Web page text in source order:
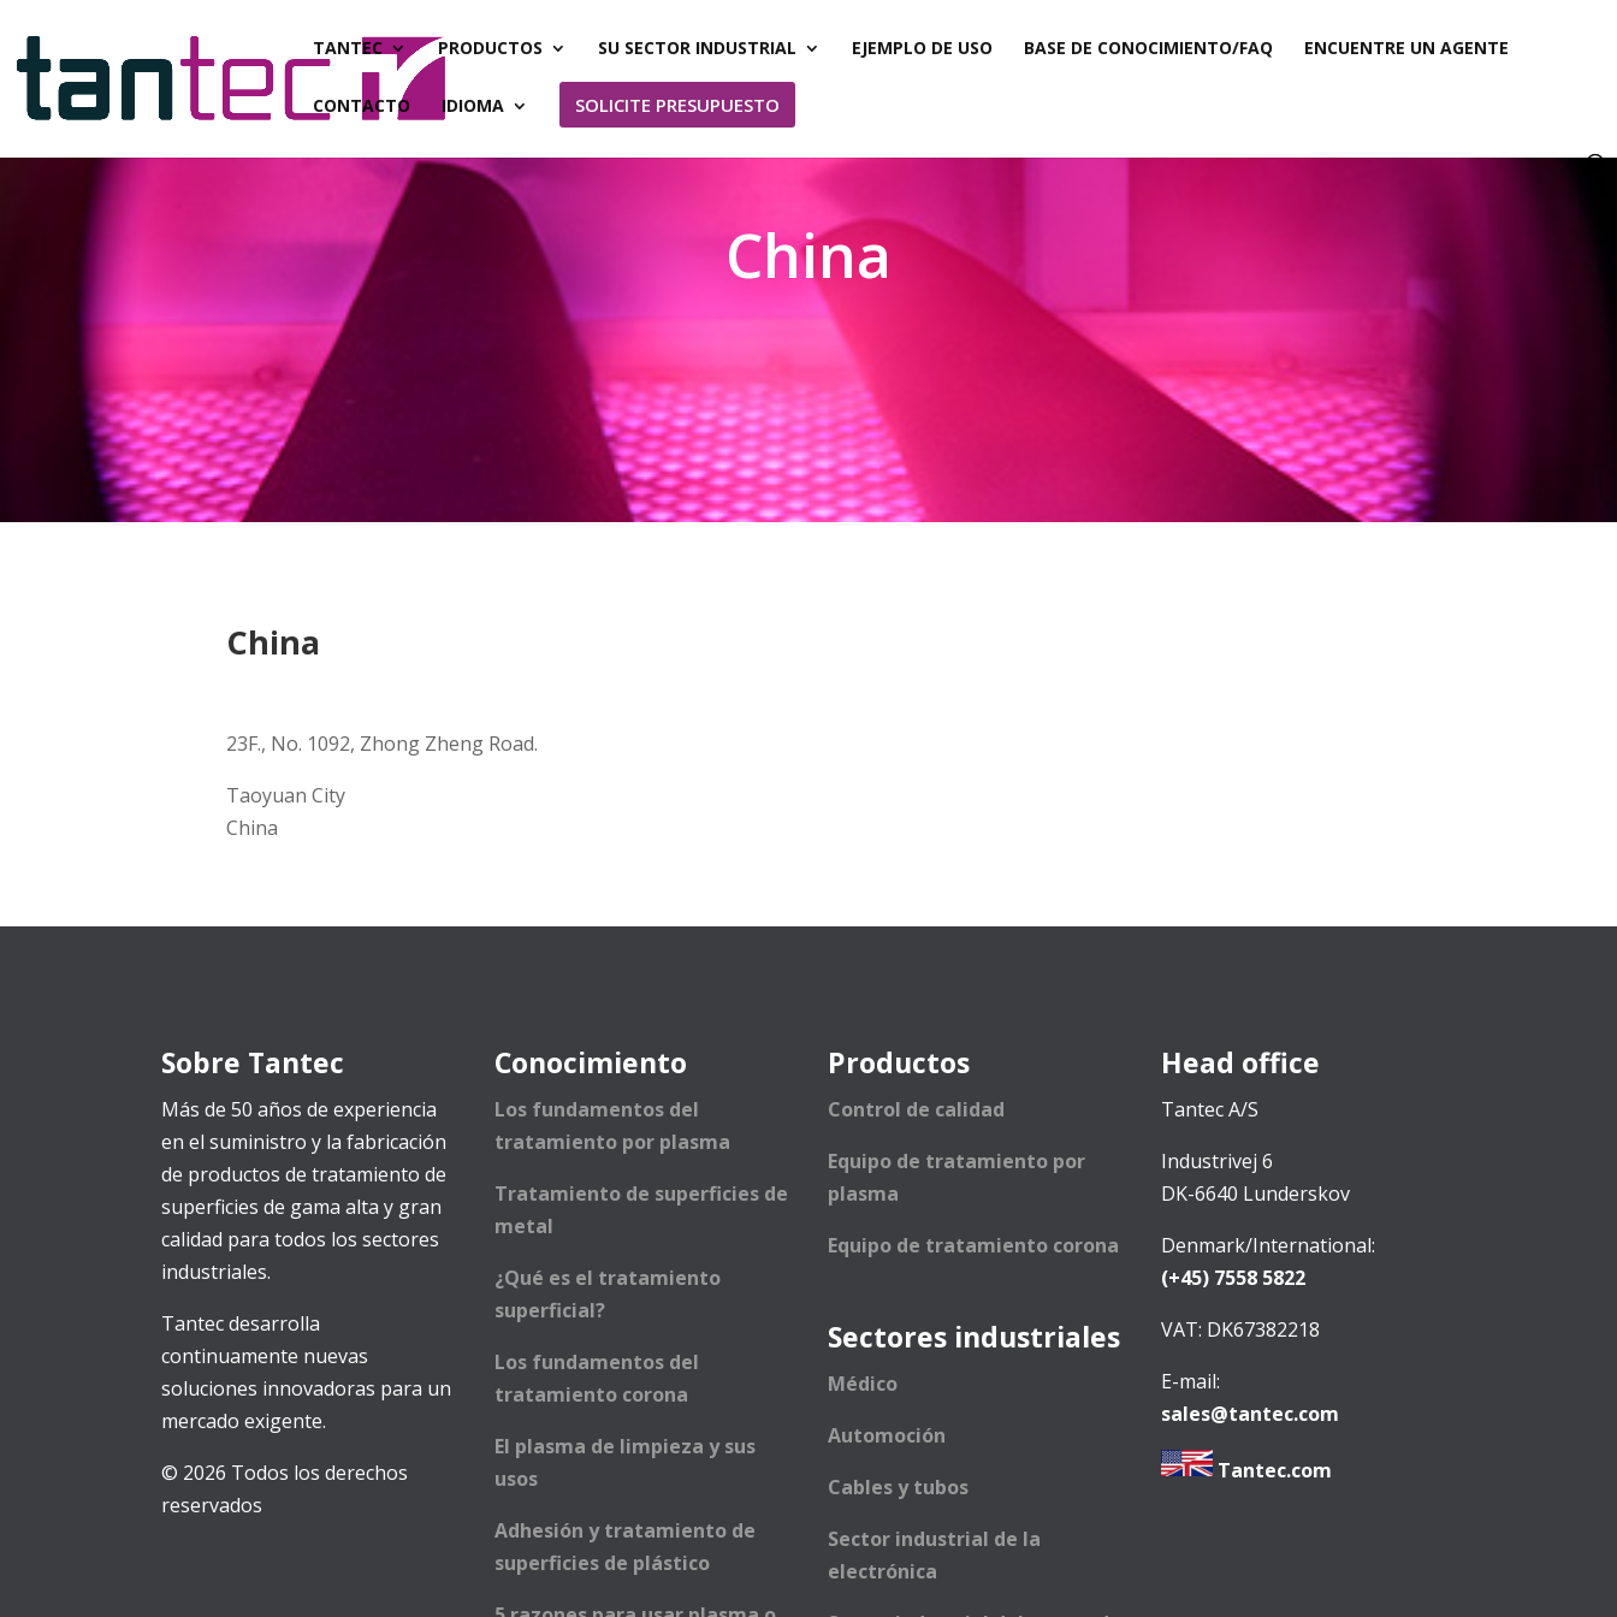
TANTEC PRODUCTOS SU SECTOR INDUSTRIAL EJEMPLO DE USO BASE DE CONOCIMIENTO/FAQ ENCUENTRE UN AGENTE
CONTACTO IDIOMA SOLICITE PRESUPUESTO
China
China
23F., No. 1092, Zhong Zheng Road.
Taoyuan City
China
Sobre Tantec
Más de 50 años de experiencia
en el suministro y la fabricación
de productos de tratamiento de
superficies de gama alta y gran
calidad para todos los sectores
industriales.
Tantec desarrolla
continuamente nuevas
soluciones innovadoras para un
mercado exigente.
© 2026 Todos los derechos
reservados
Conocimiento
Los fundamentos del
tratamiento por plasma
Tratamiento de superficies de
metal
¿Qué es el tratamiento
superficial?
Los fundamentos del
tratamiento corona
El plasma de limpieza y sus
usos
Adhesión y tratamiento de
superficies de plástico
Productos
Control de calidad
Equipo de tratamiento por
plasma
Equipo de tratamiento corona
Sectores industriales
Médico
Automoción
Cables y tubos
Sector industrial de la
electrónica
Head office
Tantec A/S
Industrivej 6
DK-6640 Lunderskov
Denmark/International:
(+45) 7558 5822
VAT: DK67382218
E-mail:
sales@tantec.com
Tantec.com